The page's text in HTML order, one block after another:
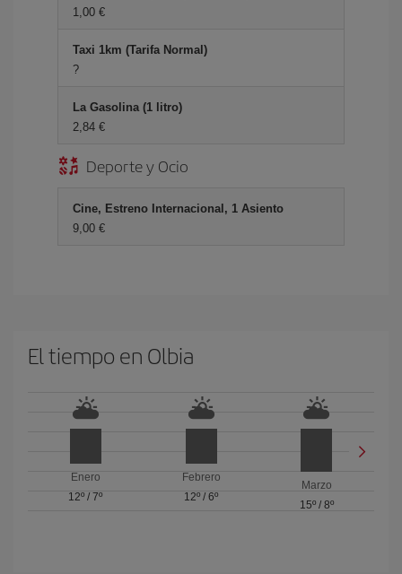
1,00 €
Taxi 1km (Tarifa Normal)
?
La Gasolina (1 litro)
2,84 €
Deporte y Ocio
Cine, Estreno Internacional, 1 Asiento
9,00 €
El tiempo en Olbia
Enero
12º /7º
Febrero
12º / 6º
Marzo
15º/ 8º